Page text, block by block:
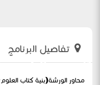
ورشة عمل
تفاصيل البرنامج
محاور الورشة(بنية كتاب